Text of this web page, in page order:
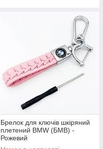
Брелок для ключів шкіряний
плетений BMW (БМВ) -
Рожевий